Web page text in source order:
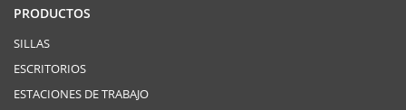
PRODUCTOS
SILLAS
ESCRITORIOS
ESTACIONES DE TRABAJO